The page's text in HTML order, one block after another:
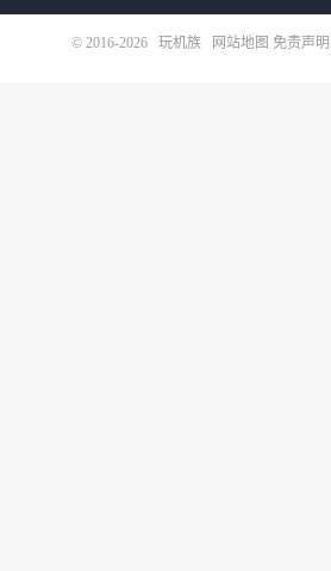
© 2016-2026 玩机族 网站地图 免责声明